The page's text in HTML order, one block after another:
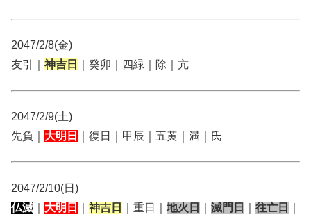
2047/2/8(金)
友引｜ 神吉日 ｜癸卯｜四緑｜除｜亢
2047/2/9(土)
先負｜ 大明日 ｜復日｜甲辰｜五黄｜満｜氏
2047/2/10(日)
仏滅
大明日 神吉日 ｜重日｜ 地火日 滅門日 往亡日